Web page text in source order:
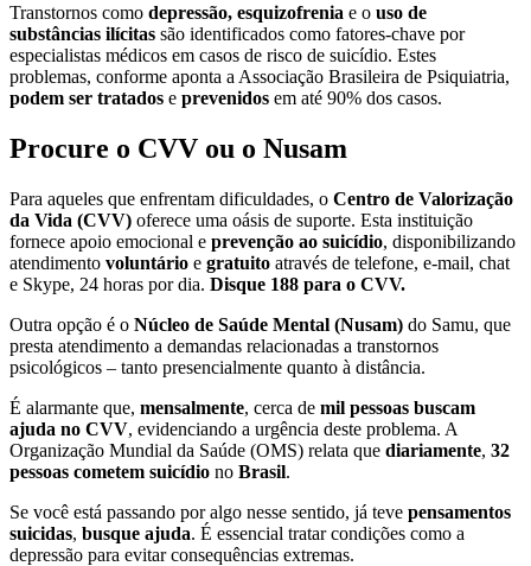
Transtornos como depressão, esquizofrenia e o uso de
substâncias ilícitas são identificados como fatores-chave por
especialistas médicos em casos de risco de suicídio. Estes
problemas, conforme aponta a Associação Brasileira de Psiquiatria,
podem ser tratados e prevenidos em até 90% dos casos.
Procure o CVV ou o Nusam
Para aqueles que enfrentam dificuldades, o Centro de Valorização
da Vida (CVV) oferece uma oásis de suporte. Esta instituição
fornece apoio emocional e prevenção ao suicídio, disponibilizando
atendimento voluntário e gratuito através de telefone, e-mail, chat
e Skype, 24 horas por dia. Disque 188 para o CVV.
Outra opção é o Núcleo de Saúde Mental (Nusam) do Samu, que
presta atendimento a demandas relacionadas a transtornos
psicológicos – tanto presencialmente quanto à distância.
É alarmante que, mensalmente, cerca de mil pessoas buscam
ajuda no CVV, evidenciando a urgência deste problema. A
Organização Mundial da Saúde (OMS) relata que diariamente, 32
pessoas cometem suicídio no Brasil.
Se você está passando por algo nesse sentido, já teve pensamentos
suicidas, busque ajuda. É essencial tratar condições como a
depressão para evitar consequências extremas.